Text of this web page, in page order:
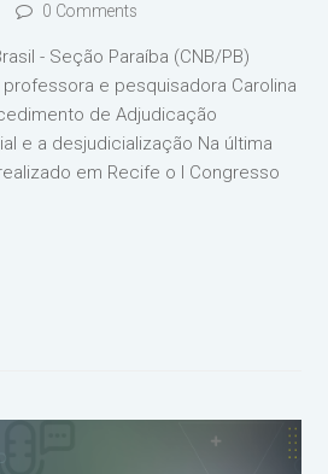
0 Comments
- Seção Paraíba (CNB/PB)
e pesquisadora Carolina
de Adjudicação
e a desjudicialização Na última
em Recife o I Congresso